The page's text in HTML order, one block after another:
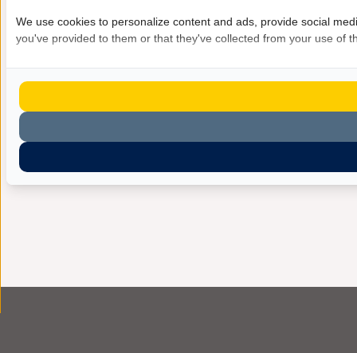
We use cookies to personalize content and ads, provide social
you've provided to them or that they've collected from your use of